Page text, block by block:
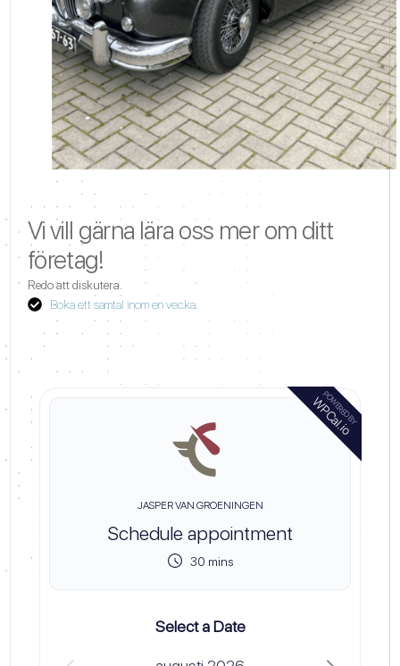
JASPER VAN GROENINGEN
Schedule appointment
30 mins
Select a Date
POWERED BY
WPCal.io
Vi vill gärna lära oss mer om ditt
företag!
Redo att diskutera.
Boka ett samtal inom en vecka